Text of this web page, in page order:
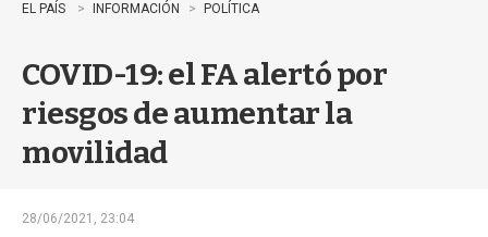
EL PAÍS INFORMACIÓN POLÍTICA
COVID-19: el FA alertó por
riesgos de aumentar la
movilidad
28/06/2021, 23:04